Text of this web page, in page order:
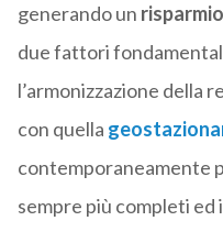
generando un
due fattori
l’armonizzazione della
con quella
contemporaneamente
sempre più completi ed